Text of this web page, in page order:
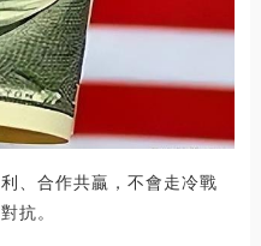
、合作共贏，不會走冷戰
抗。